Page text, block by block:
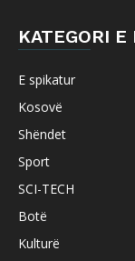
KATEGORI
E spikatur
Kosovë
Shëndet
Sport
SCI-TECH
Botë
Kulturë